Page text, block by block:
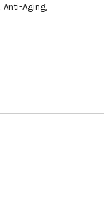
Anti-Aging